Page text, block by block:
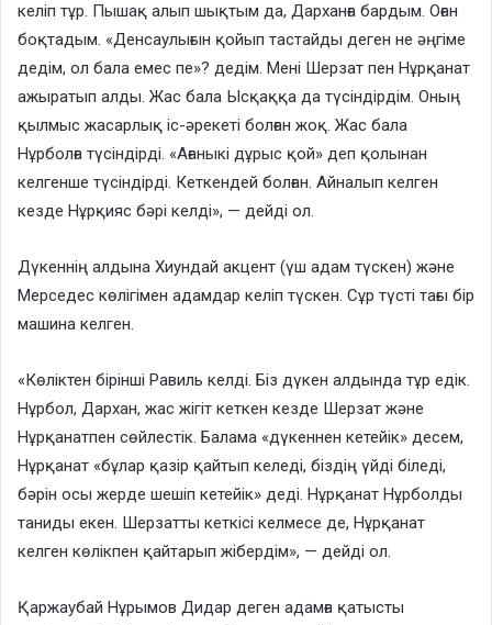
келіп тұр. Пышақ алып шықтым да, Дарханға бардым. Оған
боқтадым. «Денсаулығын қойып тастайды деген не әңгіме
дедім, ол бала емес пе»? дедім. Мені Шерзат пен Нұрқанат
ажыратып алды. Жас бала Ысқаққа да түсіндірдім. Оның
қылмыс жасарлық іс-әрекеті болған жоқ. Жас бала
Нұрболға түсіндірді. «Ағаныкі дұрыс қой» деп қолынан
келгенше түсіндірді. Кеткендей болған. Айналып келген
кезде Нұрқияс бәрі келді», — дейді ол.
Дүкеннің алдына Хиундай акцент (үш адам түскен) және
Мерседес көлігімен адамдар келіп түскен. Сұр түсті тағы бір
машина келген.
«Көліктен бірінші Равиль келді. Біз дүкен алдында тұр едік.
Нұрбол, Дархан, жас жігіт кеткен кезде Шерзат және
Нұрқанатпен сөйлестік. Балама «дүкеннен кетейік» десем,
Нұрқанат «бұлар қазір қайтып келеді, біздің үйді біледі,
бәрін осы жерде шешіп кетейік» деді. Нұрқанат Нұрболды
таниды екен. Шерзатты кеткісі келмесе де, Нұрқанат
келген көлікпен қайтарып жібердім», — дейді ол.
Қаржаубай Нұрымов Дидар деген адамға қатысты